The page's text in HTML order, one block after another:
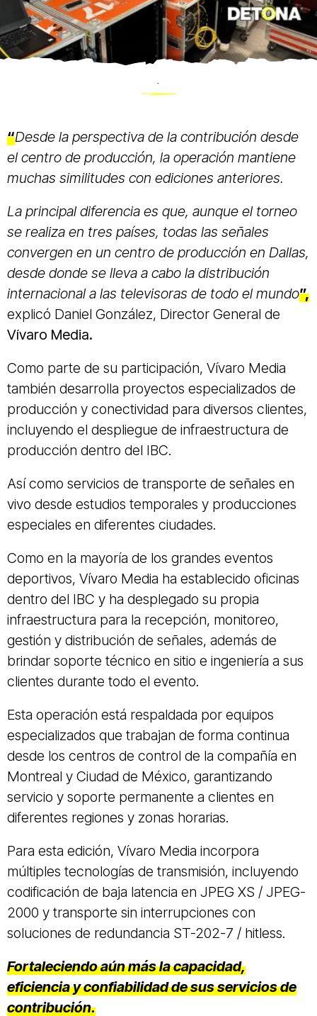
.
“Desde la perspectiva de la contribución desde
el centro de producción, la operación mantiene
muchas similitudes con ediciones anteriores.
La principal diferencia es que, aunque el torneo
se realiza en tres países, todas las señales
convergen en un centro de producción en Dallas,
desde donde se lleva a cabo la distribución
internacional a las televisoras de todo el mundo”,
explicó Daniel González, Director General de
Vívaro Media.
Como parte de su participación, Vívaro Media
también desarrolla proyectos especializados de
producción y conectividad para diversos clientes,
incluyendo el despliegue de infraestructura de
producción dentro del IBC.
Así como servicios de transporte de señales en
vivo desde estudios temporales y producciones
especiales en diferentes ciudades.
Como en la mayoría de los grandes eventos
deportivos, Vívaro Media ha establecido oficinas
dentro del IBC y ha desplegado su propia
infraestructura para la recepción, monitoreo,
gestión y distribución de señales, además de
brindar soporte técnico en sitio e ingeniería a sus
clientes durante todo el evento.
Esta operación está respaldada por equipos
especializados que trabajan de forma continua
desde los centros de control de la compañía en
Montreal y Ciudad de México, garantizando
servicio y soporte permanente a clientes en
diferentes regiones y zonas horarias.
Para esta edición, Vívaro Media incorpora
múltiples tecnologías de transmisión, incluyendo
codificación de baja latencia en JPEG XS / JPEG-
2000 y transporte sin interrupciones con
soluciones de redundancia ST-202-7 / hitless.
Fortaleciendo aún más la capacidad,
eficiencia y confiabilidad de sus servicios de
contribución.